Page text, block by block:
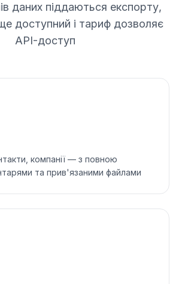
даних піддаються експорту,
доступний і тариф дозволяє
API-доступ
компанії — з повною
та прив'язаними файлами